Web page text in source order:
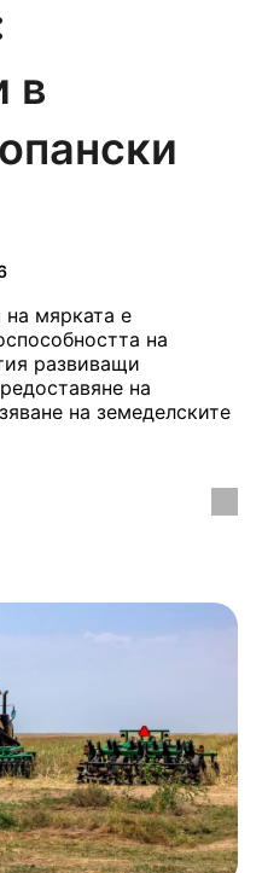
в
на мярката е
на
развиващи
на
на земеделските